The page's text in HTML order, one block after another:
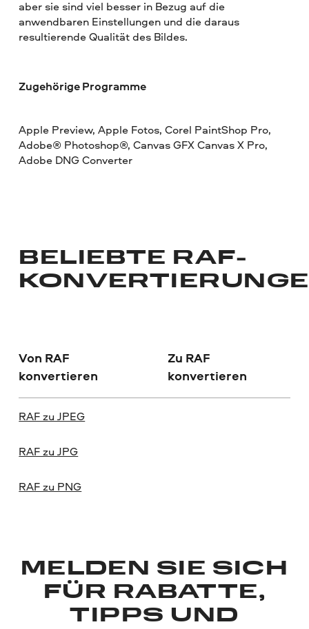
aber sie sind viel besser in Bezug auf die
anwendbaren Einstellungen und die daraus
resultierende Qualität des Bildes.
Zugehörige Programme
Apple Preview, Apple Fotos, Corel PaintShop Pro,
Adobe® Photoshop®, Canvas GFX Canvas X Pro,
Adobe DNG Converter
BELIEBTE RAF-
Von RAF
konvertieren
Zu RAF
konvertieren
RAF zu JPEG
RAF zu JPG
RAF zu PNG
MELDEN SIE SICH
FÜR RABATTE,
TIPPS UND